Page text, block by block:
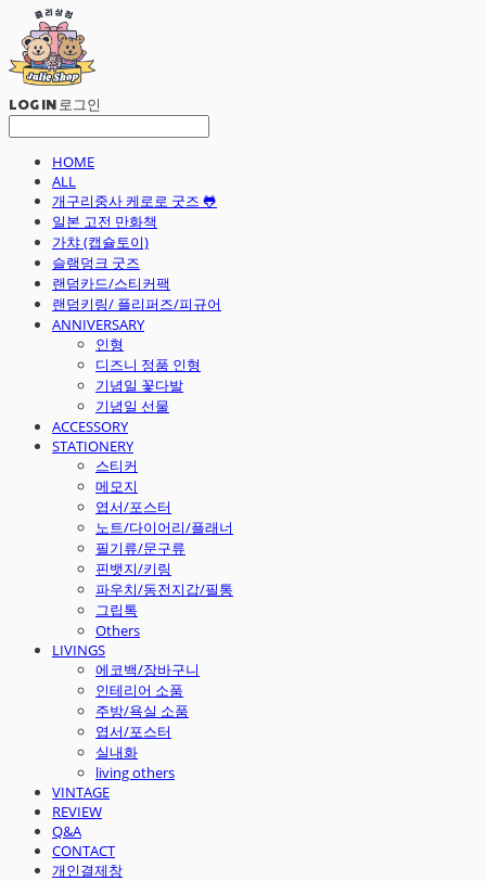
LOG IN로그인
HOME
ALL
개구리중사 케로로 굿즈 🐸
일본 고전 만화책
가챠 (캡슐토이)
슬램덩크 굿즈
랜덤카드/스티커팩
랜덤키링/ 플리퍼즈/피규어
ANNIVERSARY
인형
디즈니 정품 인형
기념일 꽃다발
기념일 선물
ACCESSORY
STATIONERY
스티커
메모지
엽서/포스터
노트/다이어리/플래너
필기류/문구류
핀뱃지/키링
파우치/동전지갑/필통
그립톡
Others
LIVINGS
에코백/장바구니
인테리어 소품
주방/욕실 소품
엽서/포스터
실내화
living others
VINTAGE
REVIEW
Q&A
CONTACT
개인결제창